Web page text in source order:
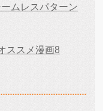
ムレスパターン
ススメ漫画8